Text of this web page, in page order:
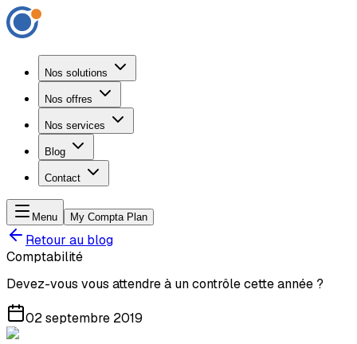
Nos solutions
Nos offres
Nos services
Blog
Contact
Menu My Compta Plan
Retour au blog
Comptabilité
Devez-vous vous attendre à un contrôle cette année ?
02 septembre 2019